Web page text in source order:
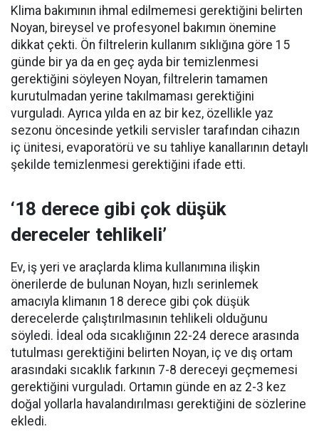
Klima bakımının ihmal edilmemesi gerektiğini belirten
Noyan, bireysel ve profesyonel bakımın önemine
dikkat çekti. Ön filtrelerin kullanım sıklığına göre 15
günde bir ya da en geç ayda bir temizlenmesi
gerektiğini söyleyen Noyan, filtrelerin tamamen
kurutulmadan yerine takılmaması gerektiğini
vurguladı. Ayrıca yılda en az bir kez, özellikle yaz
sezonu öncesinde yetkili servisler tarafından cihazın
iç ünitesi, evaporatörü ve su tahliye kanallarının detaylı
şekilde temizlenmesi gerektiğini ifade etti.
‘18 derece gibi çok düşük
dereceler tehlikeli’
Ev, iş yeri ve araçlarda klima kullanımına ilişkin
önerilerde de bulunan Noyan, hızlı serinlemek
amacıyla klimanın 18 derece gibi çok düşük
derecelerde çalıştırılmasının tehlikeli olduğunu
söyledi. İdeal oda sıcaklığının 22-24 derece arasında
tutulması gerektiğini belirten Noyan, iç ve dış ortam
arasındaki sıcaklık farkının 7-8 dereceyi geçmemesi
gerektiğini vurguladı. Ortamın günde en az 2-3 kez
doğal yollarla havalandırılması gerektiğini de sözlerine
ekledi.